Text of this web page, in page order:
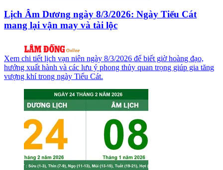
Lịch Âm Dương ngày 8/3/2026: Ngày Tiểu Cát
mang lại vận may và tài lộc
Xem chi tiết lịch vạn niên ngày 8/3/2026 để biết giờ hoàng đạo,
hướng xuất hành và các lưu ý phong thủy quan trọng giúp gia tăng
vượng khí trong ngày Tiểu Cát.